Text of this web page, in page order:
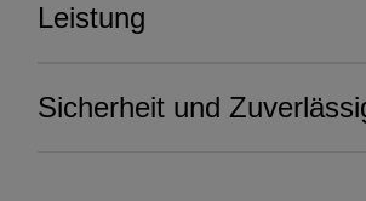
Leistung
Sicherheit und